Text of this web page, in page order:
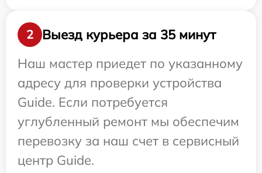
2
Выезд курьера за 35 минут
Наш мастер приедет по указанному
адресу для проверки устройства
Guide. Если потребуется
углубленный ремонт мы обеспечим
перевозку за наш счет в сервисный
центр Guide.